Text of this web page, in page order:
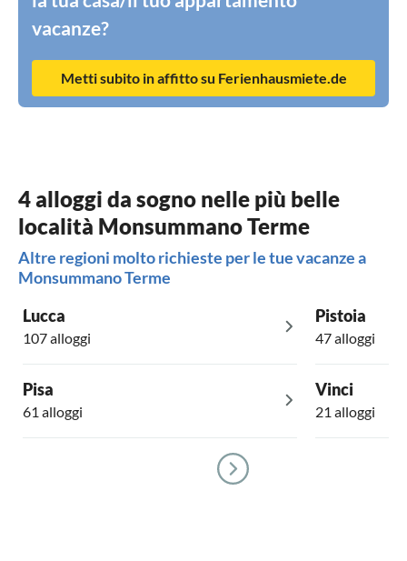
vacanze?
Metti subito in affitto su Ferienhausmiete.de
4 alloggi da sogno nelle più belle
località Monsummano Terme
Altre regioni molto richieste per le tue vacanze a
Monsummano Terme
Lucca
107 alloggi
Pisa
61 alloggi
Pistoia
47 alloggi
Vinci
21 alloggi